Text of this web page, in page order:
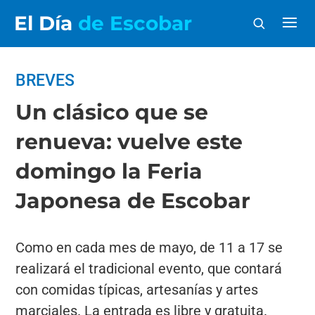
El Día de Escobar
BREVES
Un clásico que se
renueva: vuelve este
domingo la Feria
Japonesa de Escobar
Como en cada mes de mayo, de 11 a 17 se
realizará el tradicional evento, que contará
con comidas típicas, artesanías y artes
marciales. La entrada es libre y gratuita.